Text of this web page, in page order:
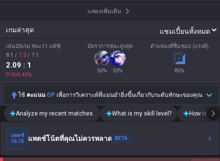
แสดงเพิ่มเติม
เกมล่าสุด
เล่น20เกม ชนะ11 แพ้9}
8.1 / 7.3 / 7.1
2.09 : 1
P/Kill 45%
อัตราการชนะสูงสุด
50% 33%
ตำแหน่งที่ชื่นชอบ (แรงค์)
85%
ใช้ คะแนน OP เพื่อการวิเคราะห์ที่แม่นยำยิ่งขึ้นเกี่ยวกับระดับทักษะของคุณ
Analyze my recent matches. What is my skill level? How is my
แพตช์
16.15
แพตช์โน้ตที่คุณไม่ควรพลาด BETA